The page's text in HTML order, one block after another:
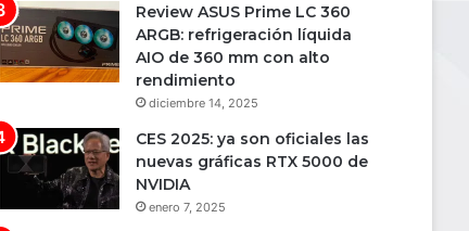
Review ASUS Prime LC 360
ARGB: refrigeración líquida
AIO de 360 mm con alto
rendimiento
diciembre 14, 2025
CES 2025: ya son oficiales las
nuevas gráficas RTX 5000 de
NVIDIA
enero 7, 2025